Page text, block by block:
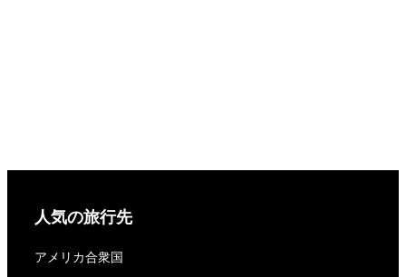
人気の旅行先
アメリカ合衆国